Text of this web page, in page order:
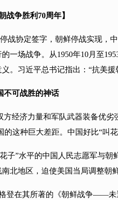
战争胜利70周年】
战协定签字，朝鲜停战实现，
一场战争。从1950年10月至
。习近平总书记指出：“抗美
不可战胜的神话
方经济力量和军队武器装备优
的这种巨大差距。中国好比“叫
子”水平的中国人民志愿军与
北地区，迫使美国当局调整朝
登在其所著的《朝鲜战争——